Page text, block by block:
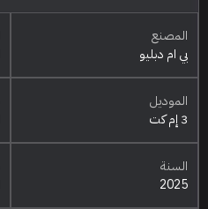
المصنع
بي ام دبليو
الموديل
3 إم كت
السنة
2025